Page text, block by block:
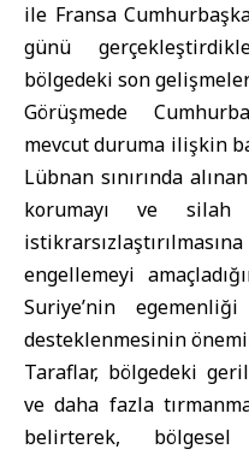
ile Fransa
günü
bölgedeki son
Görüşmede
mevcut duruma ilişkin
Lübnan sınırında
korumayı ve silah
engellemeyi
Suriye’nin
desteklenmesinin
Taraflar, bölgedeki
ve daha fazla
belirterek,